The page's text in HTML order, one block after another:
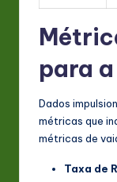
para
Dados
métricas que
métricas de
Taxa de